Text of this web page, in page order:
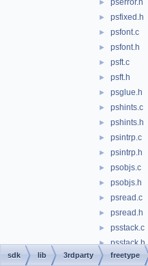
► pserror.h
► psfixed.h
► psfont.c
► psfont.h
► psft.c
► psft.h
► psglue.h
► pshints.c
► pshints.h
► psintrp.c
► psintrp.h
► psobjs.c
► psobjs.h
► psread.c
► psread.h
► psstack.c
► psstack.h
► pstypes.h
sdk lib 3rdparty freetype